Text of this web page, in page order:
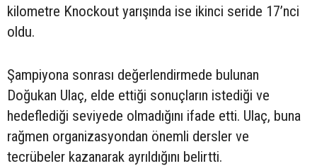
kilometre Knockout yarışında ise ikinci seride 17’nci
oldu.
Şampiyona sonrası değerlendirmede bulunan
Doğukan Ulaç, elde ettiği sonuçların istediği ve
hedeflediği seviyede olmadığını ifade etti. Ulaç, buna
rağmen organizasyondan önemli dersler ve
tecrübeler kazanarak ayrıldığını belirtti.